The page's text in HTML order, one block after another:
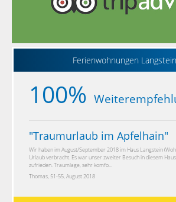
Ferienwohnungen Langstein
100%
"Traumurlaub im Apfelhain"
Wir haben im August/September 2018 im Haus Langstein
Urlaub verbracht. Es war unser zweiter Besuch in diesem
zufrieden. Traumlage, sehr komfo...
Thomas, 51-55, August 2018